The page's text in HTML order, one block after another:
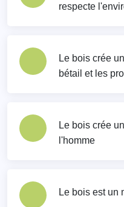
respecte
Le bois crée
bétail et les
Le bois crée
l'homme
Le bois est un